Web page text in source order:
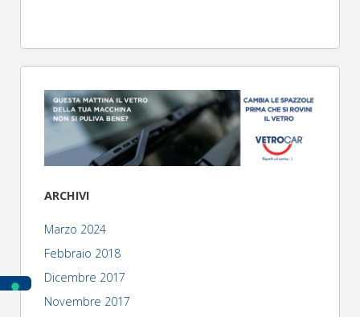
ARCHIVI
Marzo 2024
Febbraio 2018
Dicembre 2017
Novembre 2017